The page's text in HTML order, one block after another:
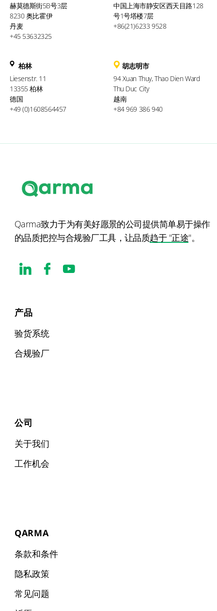
赫莫德斯街5B号3层
8230 奥比霍伊
丹麦
+45 53632325
中国上海市静安区西天目路128
号1号塔楼7层
+86(21)6233 9528
柏林
Liesenstr. 11
13355 柏林
德国
+49 (0)1608564457
胡志明市
94 Xuan Thuy, Thao Dien Ward
Thu Duc City
越南
+84 969 386 940
Qarma致力于为有美好愿景的公司提供简单易于操作
的品质把控与合规验厂工具，让品质趋于 "正途"。
产品
验货系统
合规验厂
公司
关于我们
工作机会
QARMA
条款和条件
隐私政策
常见问题